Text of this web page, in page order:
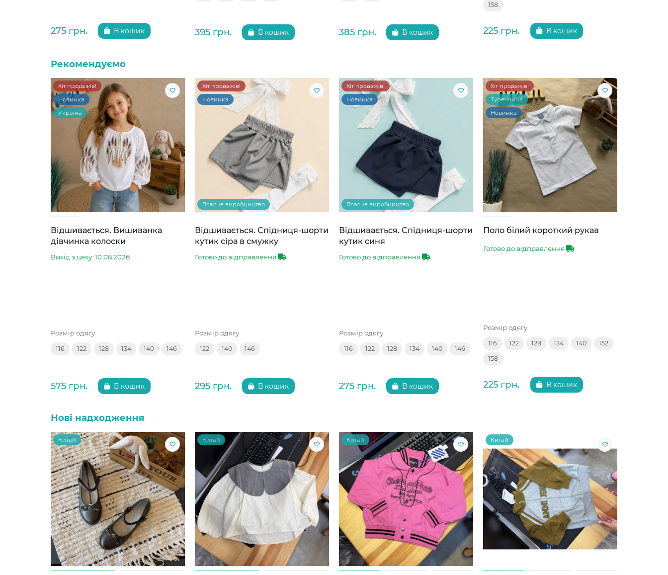
275 грн. В кошик 395 грн. В кошик 385 грн. В кошик
158
225 грн. В кошик
Рекомендуємо
Хіт продажів!
Новинка
Україна
Відшивається. Вишиванка
дівчинка колоски
Вихід з цеху: 10.08.2026
Розмір одягу
116 122 128 134 140 146
575 грн. В кошик
Хіт продажів!
Новинка
Власне виробництво
Відшивається. Спідниця-шорти
кутик сіра в смужку
Готово до відправлення
Розмір одягу
122 140 146
295 грн. В кошик
Хіт продажів!
Новинка
Власне виробництво
Відшивається. Спідниця-шорти
кутик синя
Готово до відправлення
Розмір одягу
116 122 128 134 140 146
275 грн. В кошик
Хіт продажів!
Туреччина
Новинка
Поло білий короткий рукав
Готово до відправлення
Розмір одягу
116 122 128 134 140 152
158
225 грн. В кошик
Нові надходження
Китай Китай Китай Китай